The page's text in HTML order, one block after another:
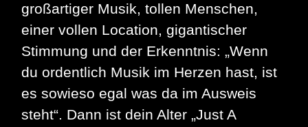
großartiger Musik, tollen Menschen,
einer vollen Location, gigantischer
Stimmung und der Erkenntnis: „Wenn
du ordentlich Musik im Herzen hast, ist
es sowieso egal was da im Ausweis
steht“. Dann ist dein Alter „Just A